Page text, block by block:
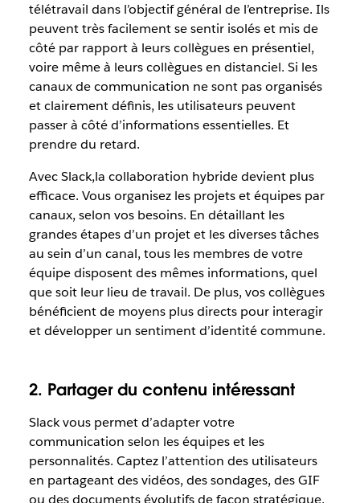
télétravail dans l’objectif général de l’entreprise. Ils
peuvent très facilement se sentir isolés et mis de
côté par rapport à leurs collègues en présentiel,
voire même à leurs collègues en distanciel. Si les
canaux de communication ne sont pas organisés
et clairement définis, les utilisateurs peuvent
passer à côté d’informations essentielles. Et
prendre du retard.
Avec Slack,la collaboration hybride devient plus
efficace. Vous organisez les projets et équipes par
canaux, selon vos besoins. En détaillant les
grandes étapes d’un projet et les diverses tâches
au sein d’un canal, tous les membres de votre
équipe disposent des mêmes informations, quel
que soit leur lieu de travail. De plus, vos collègues
bénéficient de moyens plus directs pour interagir
et développer un sentiment d’identité commune.
2. Partager du contenu intéressant
Slack vous permet d’adapter votre
communication selon les équipes et les
personnalités. Captez l’attention des utilisateurs
en partageant des vidéos, des sondages, des GIF
ou des documents évolutifs de façon stratégique.